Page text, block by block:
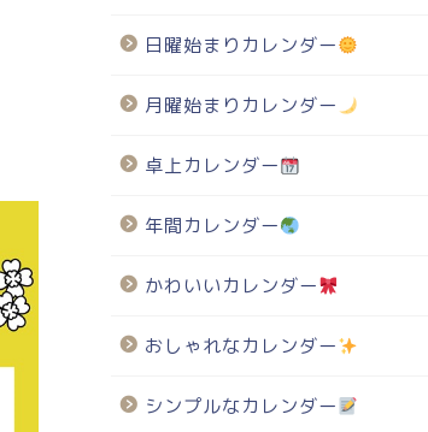
日曜始まりカレンダー
月曜始まりカレンダー
卓上カレンダー
年間カレンダー
かわいいカレンダー
おしゃれなカレンダー
シンプルなカレンダー